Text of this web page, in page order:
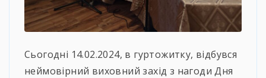
Сьогодні 14.02.2024, в гуртожитку, відбувся
неймовірний виховний захід з нагоди Дня